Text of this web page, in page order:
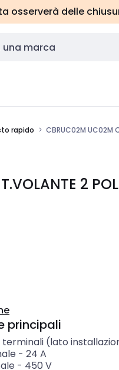
osserverà delle
rapido CBRUC02M UC02M
2
principali
(lato
- 24 A
- 450 V